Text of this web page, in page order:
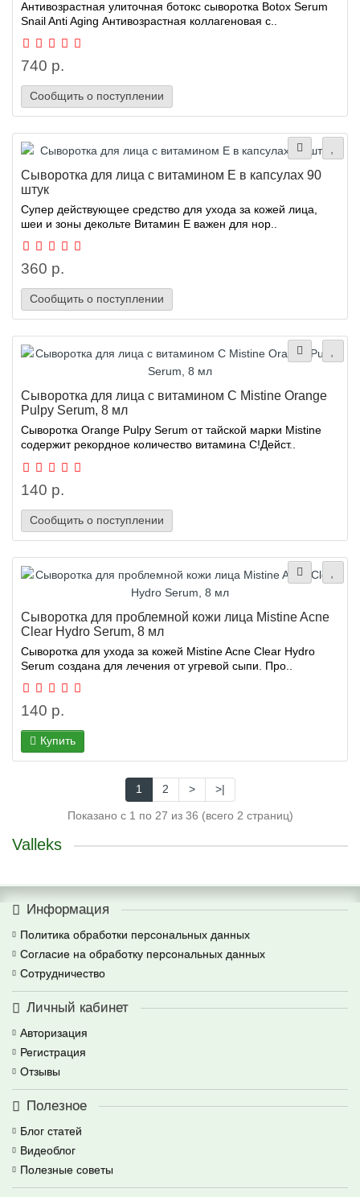
Антивозрастная улиточная ботокс сыворотка Botox Serum
Snail Anti Aging Антивозрастная коллагеновая с..
740 р.
Сообщить о поступлении
Сыворотка для лица с витамином Е в капсулах 90
штук
Супер действующее средство для ухода за кожей лица,
шеи и зоны декольте Витамин Е важен для нор..
360 р.
Сообщить о поступлении
Сыворотка для лица с витамином С Mistine Orange
Pulpy Serum, 8 мл
Сыворотка Orange Pulpy Serum от тайской марки Mistine
содержит рекордное количество витамина С!Дейст..
140 р.
Сообщить о поступлении
Сыворотка для проблемной кожи лица Mistine Acne
Clear Hydro Serum, 8 мл
Сыворотка для ухода за кожей Mistine Acne Clear Hydro
Serum создана для лечения от угревой сыпи. Про..
140 р.
Купить
1 2 > >|
Показано с 1 по 27 из 36 (всего 2 страниц)
Valleks
Информация
Политика обработки персональных данных
Согласие на обработку персональных данных
Сотрудничество
Личный кабинет
Авторизация
Регистрация
Отзывы
Полезное
Блог статей
Видеоблог
Полезные советы